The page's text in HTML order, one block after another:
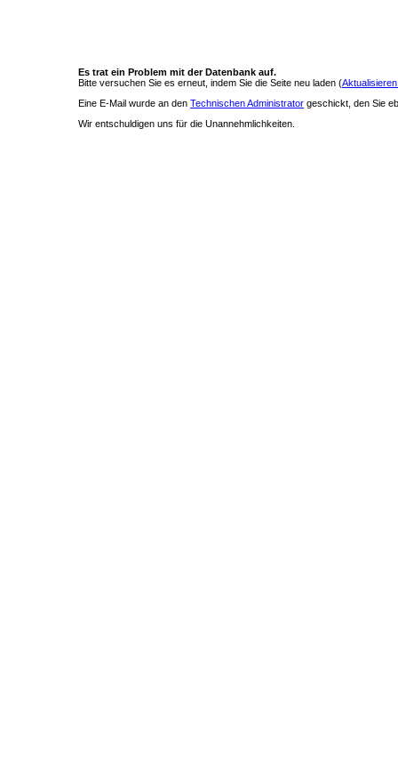
Es trat ein Problem mit der Datenbank auf.
Bitte versuchen Sie es erneut, indem Sie die Seite neu laden (
Eine E-Mail wurde an den Technischen Administrator geschickt, den Sie
Wir entschuldigen uns für die Unannehmlichkeiten.